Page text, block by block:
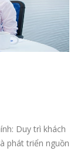
Duy trì khách
phát triển nguồn